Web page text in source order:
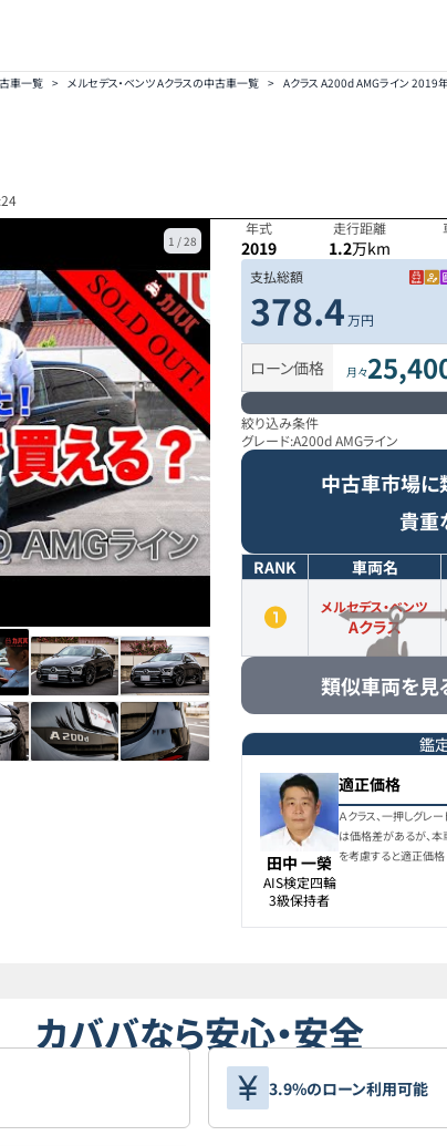
車一覧 > メルセデス・ベンツ Aクラスの中古車一覧 > Aクラス A200d AMGライン 2019
1 /28
年式
2019
走行距離
1.2万km
支払総額
378.4万円
ローン価格 月々
絞り込み条件
グレード:A200d AMGライン
中古車市場に
貴重
RANK 車両名
メルセデス・ベンツ
Aクラス
類似車両を見
鑑
田中 一榮
AIS検定四輪
3級保持者
適正価格
Ａクラス、一押しグレ
は価格差があるが、
を考慮すると適正価
カババなら安心・安全
3.9%のローン利用可能